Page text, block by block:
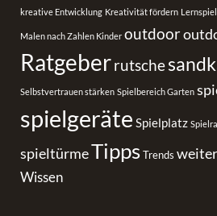
kreative Entwicklung Kreativität fördern
Malen nach Zahlen Kinder outdoor
Ratgeberrutsche
Selbstvertrauen stärken Spielbereich Garten
spielgeräte Spielplatz
spieltürmeTippsTrends
Wissen